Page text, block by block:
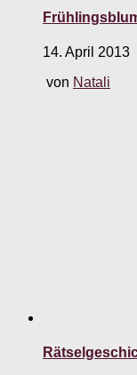
14. April 2013
von Natali